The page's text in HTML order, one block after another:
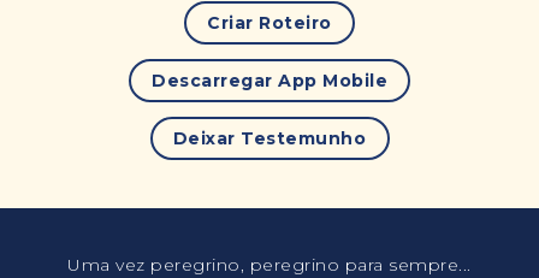
Criar Roteiro
Descarregar App Mobile
Deixar Testemunho
Uma vez peregrino, peregrino para sempre...